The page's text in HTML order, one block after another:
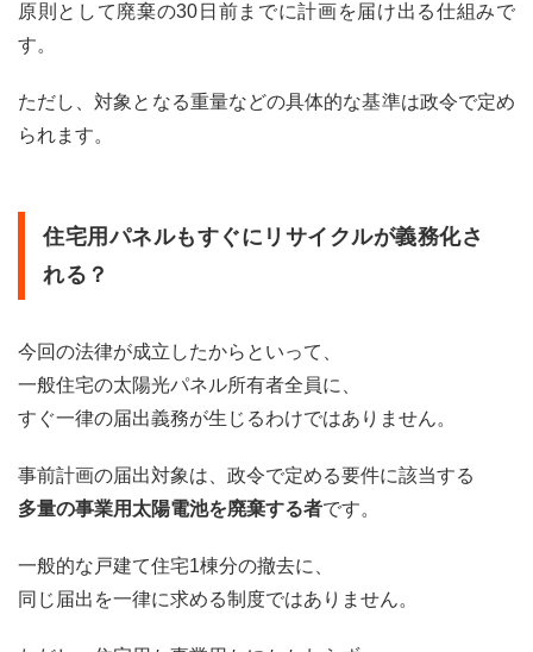
原則として廃棄の30日前までに計画を届け出る仕組みで
す。
ただし、対象となる重量などの具体的な基準は政令で定め
られます。
住宅用パネルもすぐにリサイクルが義務化さ
れる？
今回の法律が成立したからといって、
一般住宅の太陽光パネル所有者全員に、
すぐ一律の届出義務が生じるわけではありません。
事前計画の届出対象は、政令で定める要件に該当する
多量の事業用太陽電池を廃棄する者です。
一般的な戸建て住宅1棟分の撤去に、
同じ届出を一律に求める制度ではありません。